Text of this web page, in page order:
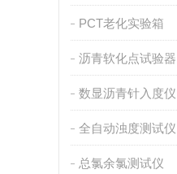
PCT老化实验箱
沥青软化点试验器
数显沥青针入度仪
全自动浊度测试仪
总氯余氯测试仪